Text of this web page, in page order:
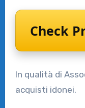
Check
In qualità di
acquisti idonei.